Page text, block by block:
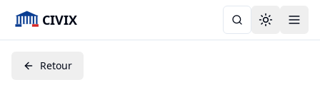
CIVIX Toggle
Retour